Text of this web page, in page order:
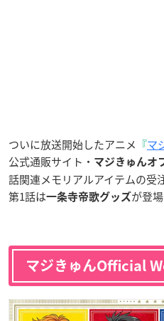
ついに放送開始したアニメ 『マ
公式通販サイト・ マジきゅんオ
話関連メモリアルアイテムの受
第1話は一条寺帝歌グッズが登場
マジきゅんOfficial